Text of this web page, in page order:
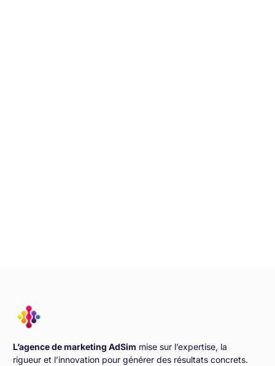
L’agence de marketing AdSim mise sur l’expertise, la
rigueur et l’innovation pour générer des résultats concrets.